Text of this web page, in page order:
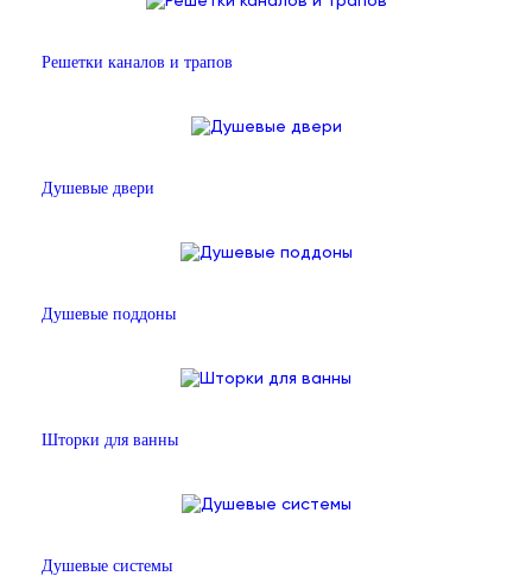
Решетки каналов и трапов
Душевые двери
Душевые поддоны
Шторки для ванны
Душевые системы